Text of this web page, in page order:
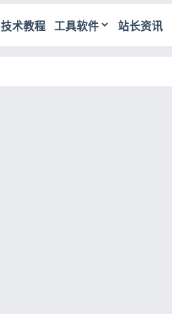
技术教程 工具软件 站长资讯